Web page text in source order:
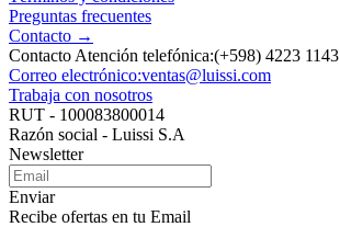
Preguntas frecuentes
Contacto →
Contacto Atención telefónica:(+598) 4223 1143
Correo electrónico:ventas@luissi.com
Trabaja con nosotros
RUT - 100083800014
Razón social - Luissi S.A
Newsletter
Enviar
Recibe ofertas en tu Email